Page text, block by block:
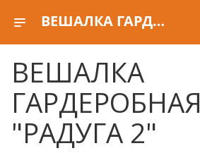
ВЕШАЛКА ГАРДЕРОБНАЯ "РАДУГА 2"
ВЕШАЛКА
ГАРДЕРОБНАЯ
"РАДУГА 2"